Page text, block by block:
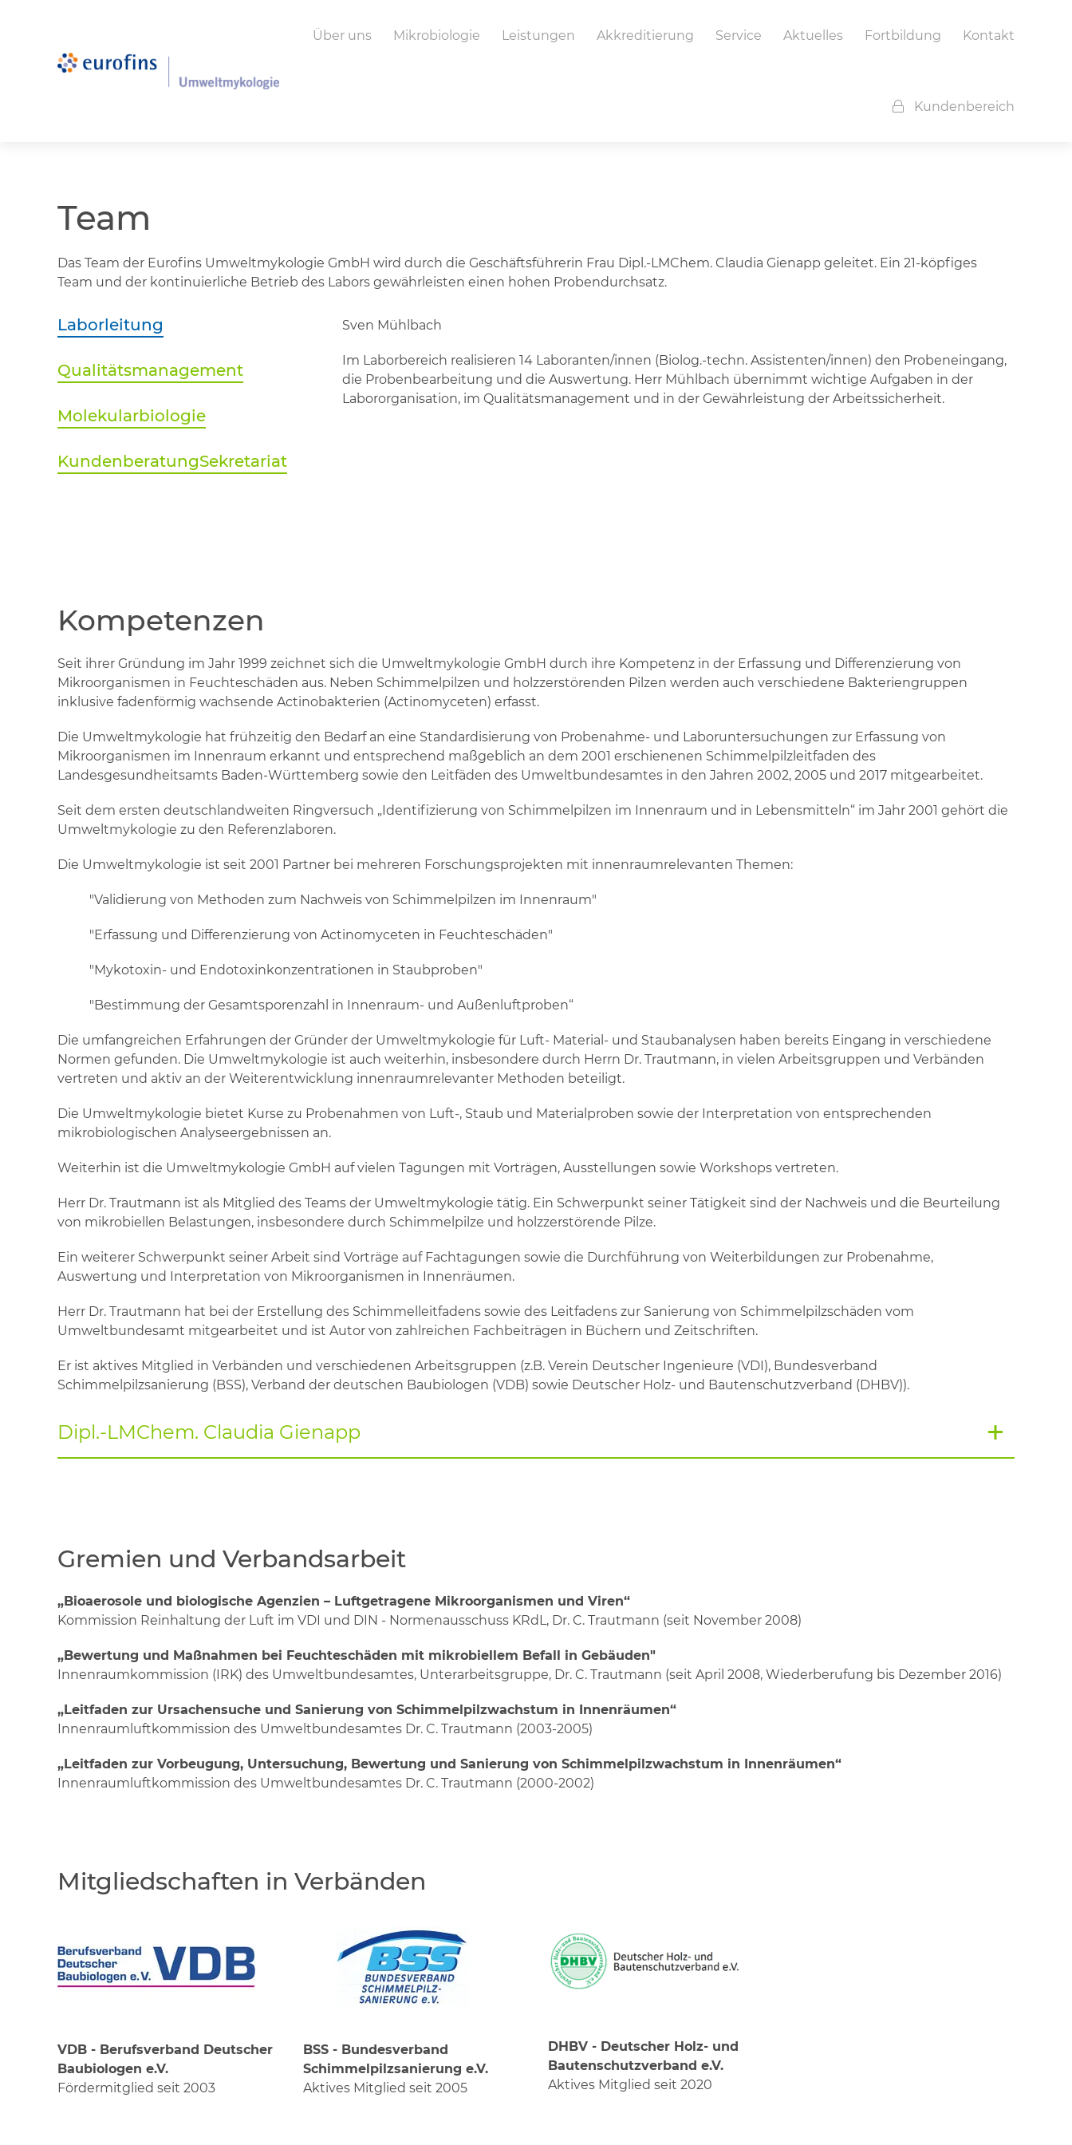
Über uns Mikrobiologie Leistungen Akkreditierung Service Aktuelles Fortbildung Kontakt
Kundenbereich
Team
Das Team der Eurofins Umweltmykologie GmbH wird durch die Geschäftsführerin Frau Dipl.-LMChem. Claudia Gienapp geleitet. Ein 21-köpfiges
Team und der kontinuierliche Betrieb des Labors gewährleisten einen hohen Probendurchsatz.
Laborleitung
Qualitätsmanagement
Molekularbiologie
KundenberatungSekretariat
Sven Mühlbach
Im Laborbereich realisieren 14 Laboranten/innen (Biolog.-techn. Assistenten/innen) den Probeneingang,
die Probenbearbeitung und die Auswertung. Herr Mühlbach übernimmt wichtige Aufgaben in der
Labororganisation, im Qualitätsmanagement und in der Gewährleistung der Arbeitssicherheit.
Kompetenzen
Seit ihrer Gründung im Jahr 1999 zeichnet sich die Umweltmykologie GmbH durch ihre Kompetenz in der Erfassung und Differenzierung von
Mikroorganismen in Feuchteschäden aus. Neben Schimmelpilzen und holzzerstörenden Pilzen werden auch verschiedene Bakteriengruppen
inklusive fadenförmig wachsende Actinobakterien (Actinomyceten) erfasst.
Die Umweltmykologie hat frühzeitig den Bedarf an eine Standardisierung von Probenahme- und Laboruntersuchungen zur Erfassung von
Mikroorganismen im Innenraum erkannt und entsprechend maßgeblich an dem 2001 erschienenen Schimmelpilzleitfaden des
Landesgesundheitsamts Baden-Württemberg sowie den Leitfäden des Umweltbundesamtes in den Jahren 2002, 2005 und 2017 mitgearbeitet.
Seit dem ersten deutschlandweiten Ringversuch „Identifizierung von Schimmelpilzen im Innenraum und in Lebensmitteln“ im Jahr 2001 gehört die
Umweltmykologie zu den Referenzlaboren.
Die Umweltmykologie ist seit 2001 Partner bei mehreren Forschungsprojekten mit innenraumrelevanten Themen:
"Validierung von Methoden zum Nachweis von Schimmelpilzen im Innenraum"
"Erfassung und Differenzierung von Actinomyceten in Feuchteschäden"
"Mykotoxin- und Endotoxinkonzentrationen in Staubproben"
"Bestimmung der Gesamtsporenzahl in Innenraum- und Außenluftproben“
Die umfangreichen Erfahrungen der Gründer der Umweltmykologie für Luft- Material- und Staubanalysen haben bereits Eingang in verschiedene
Normen gefunden. Die Umweltmykologie ist auch weiterhin, insbesondere durch Herrn Dr. Trautmann, in vielen Arbeitsgruppen und Verbänden
vertreten und aktiv an der Weiterentwicklung innenraumrelevanter Methoden beteiligt.
Die Umweltmykologie bietet Kurse zu Probenahmen von Luft-, Staub und Materialproben sowie der Interpretation von entsprechenden
mikrobiologischen Analyseergebnissen an.
Weiterhin ist die Umweltmykologie GmbH auf vielen Tagungen mit Vorträgen, Ausstellungen sowie Workshops vertreten.
Herr Dr. Trautmann ist als Mitglied des Teams der Umweltmykologie tätig. Ein Schwerpunkt seiner Tätigkeit sind der Nachweis und die Beurteilung
von mikrobiellen Belastungen, insbesondere durch Schimmelpilze und holzzerstörende Pilze.
Ein weiterer Schwerpunkt seiner Arbeit sind Vorträge auf Fachtagungen sowie die Durchführung von Weiterbildungen zur Probenahme,
Auswertung und Interpretation von Mikroorganismen in Innenräumen.
Herr Dr. Trautmann hat bei der Erstellung des Schimmelleitfadens sowie des Leitfadens zur Sanierung von Schimmelpilzschäden vom
Umweltbundesamt mitgearbeitet und ist Autor von zahlreichen Fachbeiträgen in Büchern und Zeitschriften.
Er ist aktives Mitglied in Verbänden und verschiedenen Arbeitsgruppen (z.B. Verein Deutscher Ingenieure (VDI), Bundesverband
Schimmelpilzsanierung (BSS), Verband der deutschen Baubiologen (VDB) sowie Deutscher Holz- und Bautenschutzverband (DHBV)).
Dipl.-LMChem. Claudia Gienapp
Gremien und Verbandsarbeit
„Bioaerosole und biologische Agenzien – Luftgetragene Mikroorganismen und Viren“
Kommission Reinhaltung der Luft im VDI und DIN - Normenausschuss KRdL, Dr. C. Trautmann (seit November 2008)
„Bewertung und Maßnahmen bei Feuchteschäden mit mikrobiellem Befall in Gebäuden"
Innenraumkommission (IRK) des Umweltbundesamtes, Unterarbeitsgruppe, Dr. C. Trautmann (seit April 2008, Wiederberufung bis Dezember 2016)
„Leitfaden zur Ursachensuche und Sanierung von Schimmelpilzwachstum in Innenräumen“
Innenraumluftkommission des Umweltbundesamtes Dr. C. Trautmann (2003-2005)
„Leitfaden zur Vorbeugung, Untersuchung, Bewertung und Sanierung von Schimmelpilzwachstum in Innenräumen“
Innenraumluftkommission des Umweltbundesamtes Dr. C. Trautmann (2000-2002)
Mitgliedschaften in Verbänden
VDB - Berufsverband Deutscher
Baubiologen e.V.
Fördermitglied seit 2003
BSS - Bundesverband
Schimmelpilzsanierung e.V.
Aktives Mitglied seit 2005
DHBV - Deutscher Holz- und
Bautenschutzverband e.V.
Aktives Mitglied seit 2020